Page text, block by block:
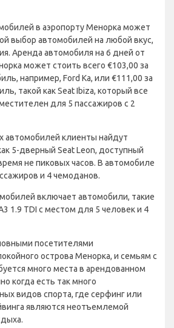
в аэропорту Менорка может
выбор автомобилей на любой вкус,
Аренда автомобиля на 6 дней от
может стоить всего €103,00 за
например, Ford Ka, или €111,00 за
такой как Seat Ibiza, который все
для 5 пассажиров с 2
автомобилей клиенты найдут
5-дверный Seat Leon, доступный
не пиковых часов. В автомобиле
и 4 чемоданов.
включает автомобили, такие
1.9 TDI с местом для 5 человек и 4
посетителями
острова Менорка, и семьям с
много места в арендованном
когда есть так много
видов спорта, где серфинг или
являются неотъемлемой